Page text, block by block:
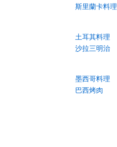
斯里蘭卡料理
土耳其料理
沙拉三明治
墨西哥料理
巴西烤肉